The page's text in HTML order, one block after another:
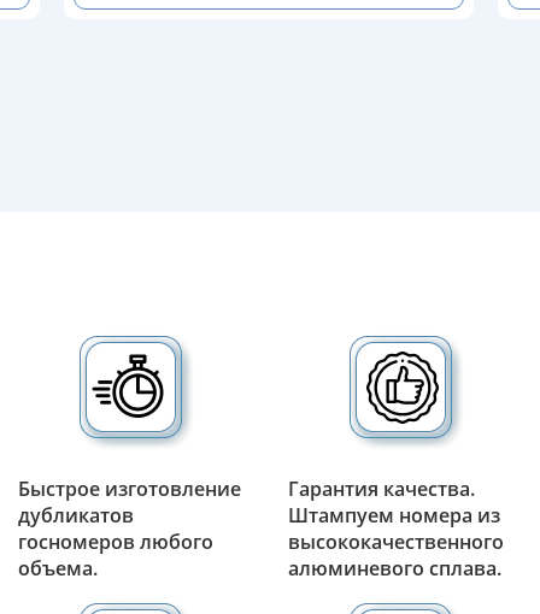
Быстрое изготовление
дубликатов
госномеров любого
объема.
Гарантия качества.
Штампуем номера из
высококачественного
алюминевого сплава.